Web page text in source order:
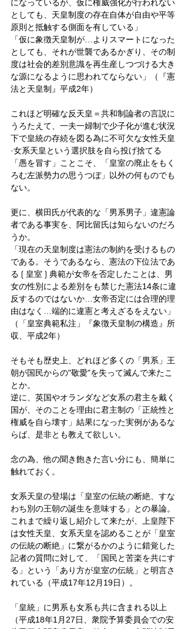
になっているが、仮に権威強化が行われない
としても、天皇制度の存在自体が自由や平等
原則と抵触する側面を有している」
「仮に象徴天皇制が…よりスマートになった
としても、それが世襲であるかぎり、その制
度は社会的差別意識を再生産しつづける大き
な源になるように思われてならない」（『憲
法と天皇制』平成2年）
これほど明確な反天皇＝共和制論者の言説に
うろたえて、一夫一婦制で少子化が進む状況
下で皇統の存続を図る為に不可欠な女性天皇
·女系天皇という選択肢を自ら投げ捨てる
「愚を冒す」ことこそ、「皇室の廃止をもく
ろむ左派勢力の思うつぼ」以外の何ものでも
ない。
更に、横田氏が代表的な「男系男子」違憲論
者である事実を、阿比留氏は知らないのだろ
うか。
「現在の天皇制度は憲法の制約を受けるもの
である。そうであるなら、憲法の下位法であ
る❲皇室❳典範が女帝を否定したことは、男
女の性別による差別をも禁じた憲法14条に違
反するのではないか…女帝否定には合理的理
由はなく…端的に違憲と考えざるをえない」
（「皇室典範私注」『象徴天皇制の構造』所
収、平成2年）
そもそも歴史上、どれほど多くの「男系」王
朝が国民からの"敬愛"を失って滅んで来たこ
とか。
逆に、英国やオランダなど女系の君主を戴く
国が、そのことを理由に君主制の「正統性と
権威を自ら壊す」結果になった実例があるな
らば、是非とも教えて欲しい。
念の為、他の聞き飽きた言い分にも、簡単に
触れておく。
女系天皇の登場は「皇室の伝統の断絶、すな
わち別の王朝の誕生を意味する」との暴論。
これまで繰り返し紹介して来たが、上皇陛下
は女性天皇、女系天皇を認めることが「皇室
の伝統の断絶」に繋がるかのように錯覚した
記者の質問に対して、「国民と苦楽を共にす
る」という「あり方が皇室の伝統」と明言さ
れている（平成17年12月19日）。
「皇統」に男系も女系も共に含まれる以上
（平成18年1月27日、衆院予算委員会での安